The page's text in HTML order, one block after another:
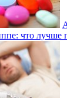
что лучше